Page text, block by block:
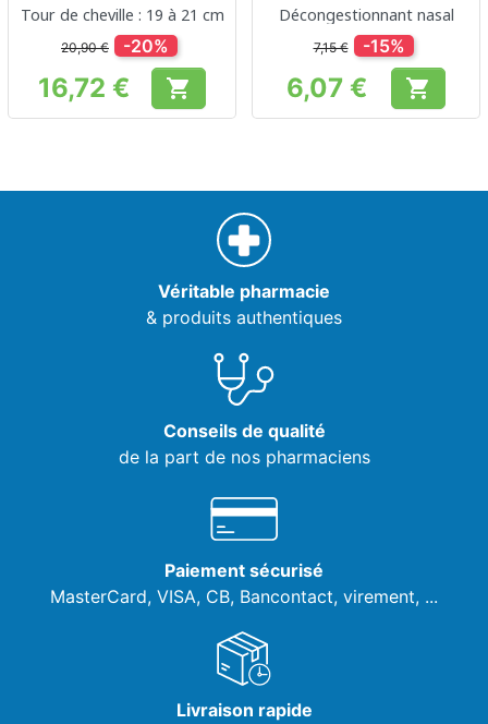
Tour de cheville : 19 à 21 cm
20,90 € -20%
Prix
16,72 € 
Décongestionnant nasal
7,15 € -15%
Prix
6,07 € 
Véritable pharmacie
& produits authentiques
Conseils de qualité
de la part de nos pharmaciens
Paiement sécurisé
MasterCard, VISA, CB, Bancontact, virement, ...
Livraison rapide